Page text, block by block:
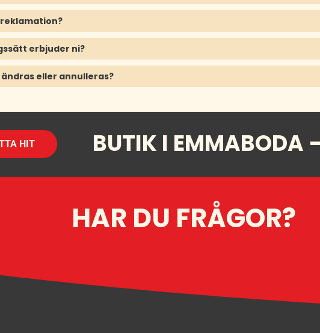
erbjuder ni?
eller annulleras?
HIT BUTIK I EMMABODA
HAR DU FRÅGOR?